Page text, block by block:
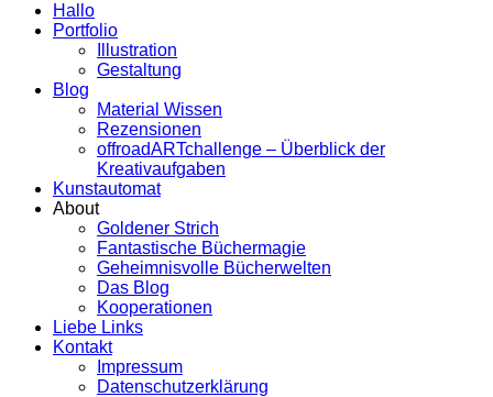
Hallo
Portfolio
Illustration
Gestaltung
Blog
Material Wissen
Rezensionen
offroadARTchallenge – Überblick der
Kreativaufgaben
Kunstautomat
About
Goldener Strich
Fantastische Büchermagie
Geheimnisvolle Bücherwelten
Das Blog
Kooperationen
Liebe Links
Kontakt
Impressum
Datenschutzerklärung